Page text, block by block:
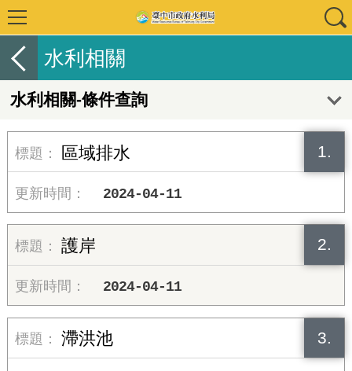
水利相關
水利相關-條件查詢
1.
區域排水
2024-04-11
2.
護岸
2024-04-11
3.
滯洪池